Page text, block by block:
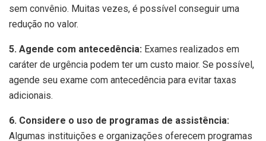
sem convênio. Muitas vezes, é possível conseguir uma
redução no valor.
5. Agende com antecedência: Exames realizados em
caráter de urgência podem ter um custo maior. Se possível,
agende seu exame com antecedência para evitar taxas
adicionais.
6. Considere o uso de programas de assistência:
Algumas instituições e organizações oferecem programas